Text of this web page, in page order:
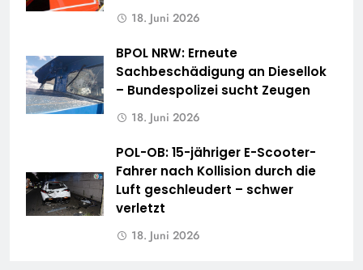
18. Juni 2026
BPOL NRW: Erneute
Sachbeschädigung an Diesellok
– Bundespolizei sucht Zeugen
18. Juni 2026
POL-OB: 15-jähriger E-Scooter-
Fahrer nach Kollision durch die
Luft geschleudert – schwer
verletzt
18. Juni 2026